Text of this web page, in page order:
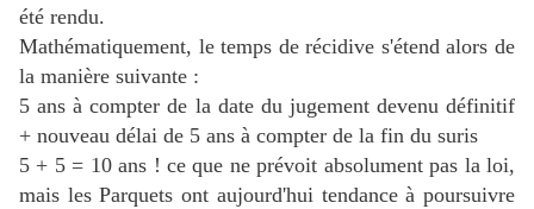
été rendu.
Mathématiquement, le temps de récidive s'étend alors de
la manière suivante :
5 ans à compter de la date du jugement devenu définitif
+ nouveau délai de 5 ans à compter de la fin du suris
5 + 5 = 10 ans ! ce que ne prévoit absolument pas la loi,
mais les Parquets ont aujourd'hui tendance à poursuivre